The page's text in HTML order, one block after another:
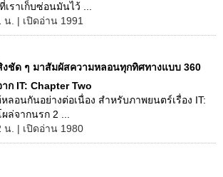
ราเก็บซ่อนมันไว้ ...
น. | เปิดอ่าน 1991
ชัด ๆ มาสัมผัสความหลอนทุกทิศทางแบบ 360
ก IT: Chapter Two
ลอนกันอย่างต่อเนื่อง สำหรับภาพยนตร์เรื่อง IT:
ล่จากนรก 2 ...
น. | เปิดอ่าน 1980